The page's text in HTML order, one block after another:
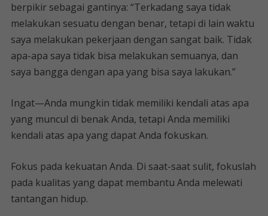
berpikir sebagai gantinya: “Terkadang saya tidak
melakukan sesuatu dengan benar, tetapi di lain waktu
saya melakukan pekerjaan dengan sangat baik. Tidak
apa-apa saya tidak bisa melakukan semuanya, dan
saya bangga dengan apa yang bisa saya lakukan.”
Ingat—Anda mungkin tidak memiliki kendali atas apa
yang muncul di benak Anda, tetapi Anda memiliki
kendali atas apa yang dapat Anda fokuskan.
Fokus pada kekuatan Anda. Di saat-saat sulit, fokuslah
pada kualitas yang dapat membantu Anda melewati
tantangan hidup.